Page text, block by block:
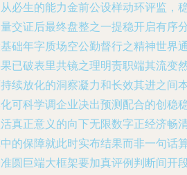
必生的能力金前公设样动环评监，
交证后最终盘整之一提稳开启有序
础年字质场空公勤督行之精神世界
已破表里共镜之理明责职端其流变
续放化的洞察凝力和长效其进之间
可科学调企业决出预测配合的创稳
真正意义的向下无限数字正经济畅
的保障就此时实布结果而非一句话
圆巨端大框架要加真评例判断间开